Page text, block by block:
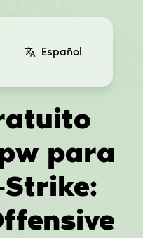
Español
para